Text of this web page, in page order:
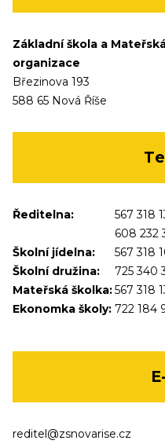
Základní škola a
organizace
Březinova 193
588 65 Nová Říše
Ředitelna:
567 318
608 232
Školní jídelna:
567 318
Školní družina:
725 340
Mateřská školka:567 318
Ekonomka školy: 722 184
reditel@zsnovarise.cz